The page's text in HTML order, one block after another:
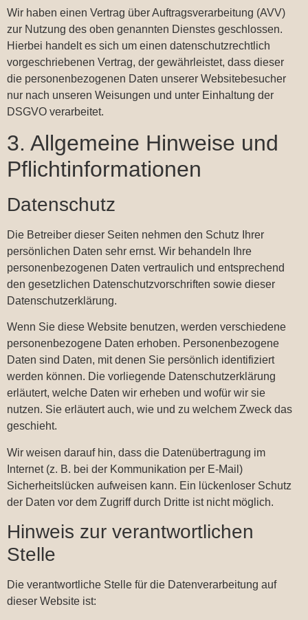
Wir haben einen Vertrag über Auftragsverarbeitung (AVV)
zur Nutzung des oben genannten Dienstes geschlossen.
Hierbei handelt es sich um einen datenschutzrechtlich
vorgeschriebenen Vertrag, der gewährleistet, dass dieser
die personenbezogenen Daten unserer Websitebesucher
nur nach unseren Weisungen und unter Einhaltung der
DSGVO verarbeitet.
3. Allgemeine Hinweise und
Pflicht­informationen
Datenschutz
Die Betreiber dieser Seiten nehmen den Schutz Ihrer
persönlichen Daten sehr ernst. Wir behandeln Ihre
personenbezogenen Daten vertraulich und entsprechend
den gesetzlichen Datenschutzvorschriften sowie dieser
Datenschutzerklärung.
Wenn Sie diese Website benutzen, werden verschiedene
personenbezogene Daten erhoben. Personenbezogene
Daten sind Daten, mit denen Sie persönlich identifiziert
werden können. Die vorliegende Datenschutzerklärung
erläutert, welche Daten wir erheben und wofür wir sie
nutzen. Sie erläutert auch, wie und zu welchem Zweck das
geschieht.
Wir weisen darauf hin, dass die Datenübertragung im
Internet (z. B. bei der Kommunikation per E-Mail)
Sicherheitslücken aufweisen kann. Ein lückenloser Schutz
der Daten vor dem Zugriff durch Dritte ist nicht möglich.
Hinweis zur verantwortlichen
Stelle
Die verantwortliche Stelle für die Datenverarbeitung auf
dieser Website ist: